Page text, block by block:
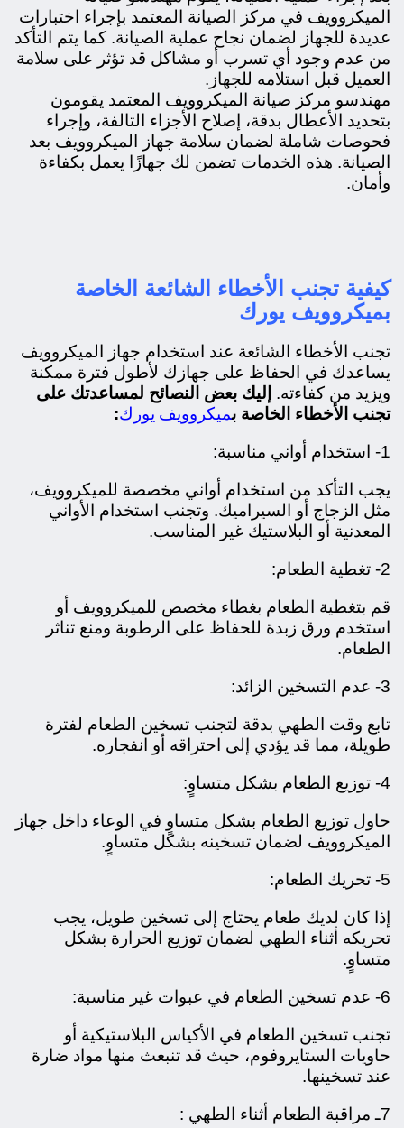
الميكروويف في مركز الصيانة المعتمد بإجراء اختبارات
عديدة للجهاز لضمان نجاح عملية الصيانة. كما يتم التأكد
من عدم وجود أي تسرب أو مشاكل قد تؤثر على سلامة
العميل قبل استلامه للجهاز.
مهندسو مركز صيانة الميكروويف المعتمد يقومون
بتحديد الأعطال بدقة، إصلاح الأجزاء التالفة، وإجراء
فحوصات شاملة لضمان سلامة جهاز الميكروويف بعد
الصيانة. هذه الخدمات تضمن لك جهازًا يعمل بكفاءة
وأمان.
كيفية تجنب الأخطاء الشائعة الخاصة
بميكروويف يورك
تجنب الأخطاء الشائعة عند استخدام جهاز الميكروويف
يساعدك في الحفاظ على جهازك لأطول فترة ممكنة
ويزيد من كفاءته. إليك بعض النصائح لمساعدتك على
تجنب الأخطاء الخاصة بميكروويف يورك:
1- استخدام أواني مناسبة:
يجب التأكد من استخدام أواني مخصصة للميكروويف،
مثل الزجاج أو السيراميك. وتجنب استخدام الأواني
المعدنية أو البلاستيك غير المناسب.
2- تغطية الطعام:
قم بتغطية الطعام بغطاء مخصص للميكروويف أو
استخدم ورق زبدة للحفاظ على الرطوبة ومنع تناثر
الطعام.
3- عدم التسخين الزائد:
تابع وقت الطهي بدقة لتجنب تسخين الطعام لفترة
طويلة، مما قد يؤدي إلى احتراقه أو انفجاره.
4- توزيع الطعام بشكل متساوٍ:
حاول توزيع الطعام بشكل متساوٍ في الوعاء داخل جهاز
الميكروويف لضمان تسخينه بشكل متساوٍ.
5- تحريك الطعام:
إذا كان لديك طعام يحتاج إلى تسخين طويل، يجب
تحريكه أثناء الطهي لضمان توزيع الحرارة بشكل
متساوٍ.
6- عدم تسخين الطعام في عبوات غير مناسبة:
تجنب تسخين الطعام في الأكياس البلاستيكية أو
حاويات الستايروفوم، حيث قد تنبعث منها مواد ضارة
عند تسخينها.
7ـ مراقبة الطعام أثناء الطهي :